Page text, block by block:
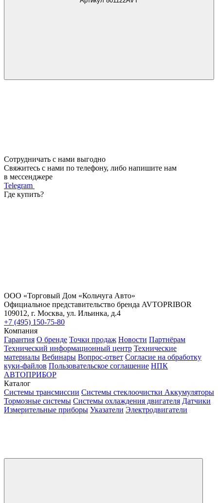
Сотрудничать с нами выгодно
Свяжитесь с нами по телефону, либо напишите нам
в мессенджере
Telegram
Где купить?
ООО «Торговый Дом «Кольчуга Авто»
Официальное представительство бренда AVTOPRIBOR
109012, г. Москва, ул. Ильинка, д.4
+7 (495) 150-75-80
Компания
Гарантия О бренде Точки продаж Новости Партнёрам
Технический информационный центр Технические
материалы Вебинары Вопрос-ответ Согласие на обработку
куки-файлов Пользовательское соглашение НПК
АВТОПРИБОР
Каталог
Системы трансмиссии Системы стеклоочистки Аккумуляторы
Тормозные системы Системы охлаждения двигателя Датчики
Измерительные приборы Указатели Электродвигатели